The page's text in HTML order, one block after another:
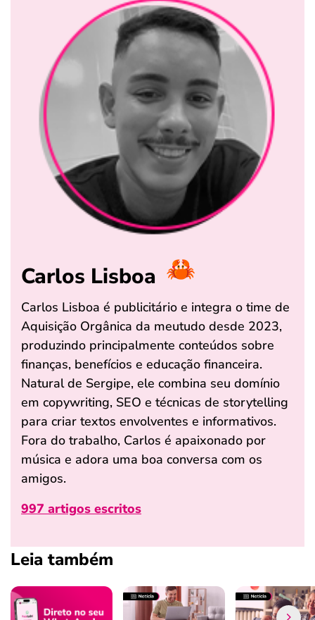
Carlos Lisboa
Carlos Lisboa é publicitário e integra o time de
Aquisição Orgânica da meutudo desde 2023,
produzindo principalmente conteúdos sobre
finanças, benefícios e educação financeira.
Natural de Sergipe, ele combina seu domínio
em copywriting, SEO e técnicas de storytelling
para criar textos envolventes e informativos.
Fora do trabalho, Carlos é apaixonado por
música e adora uma boa conversa com os
amigos.
997 artigos escritos
Leia também